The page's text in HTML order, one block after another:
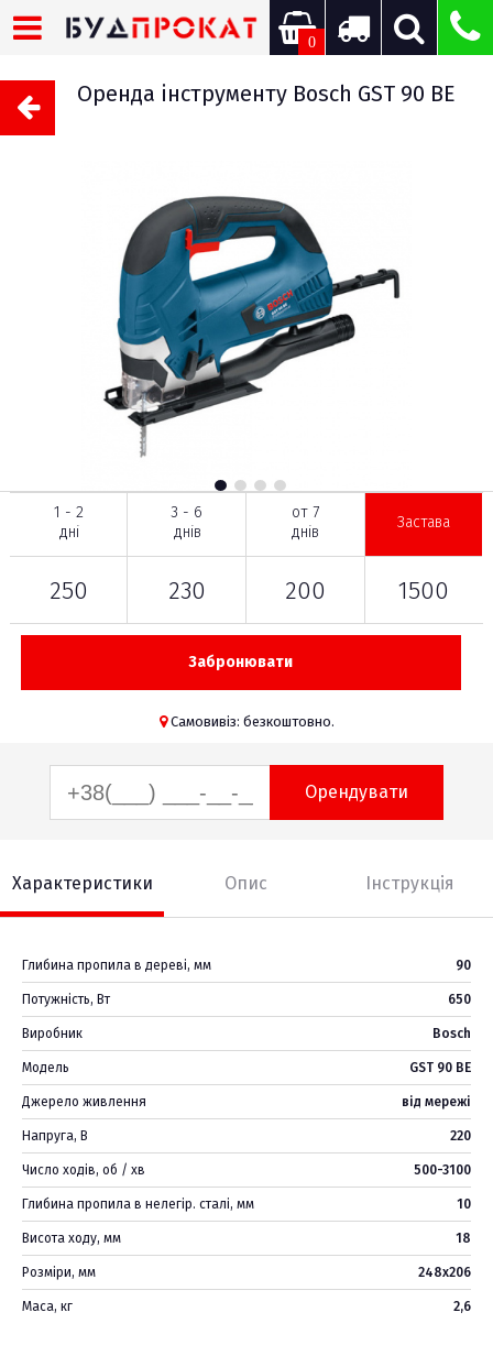
0
Оренда інструменту Bosch GST 90 BE
1 - 2
дні
250
3 - 6
днів
230
от 7
днів
200
Застава
1500
Забронювати
Самовивіз: безкоштовно.
Орендувати
Характеристики Опис Інструкція
Глибина пропила в дереві, мм 90
Потужність, Вт 650
Виробник Bosch
Модель GST 90 BE
Джерело живлення від мережі
Напруга, В 220
Число ходів, об / хв 500-3100
Глибина пропила в нелегір. сталі, мм 10
Висота ходу, мм 18
Розміри, мм 248х206
Маса, кг 2,6